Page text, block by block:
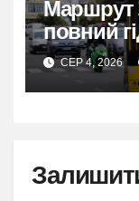
Маршрут
повний
метро
СЕР 4, 2026